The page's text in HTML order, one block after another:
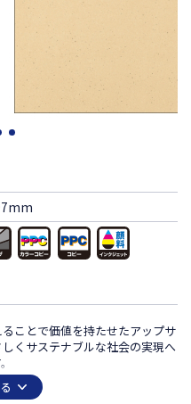
ことで価値を持たせたアップサ
くサステナブルな社会の実現へ
オ豆の皮を原料に配合。
合わせてお選びいただけます。